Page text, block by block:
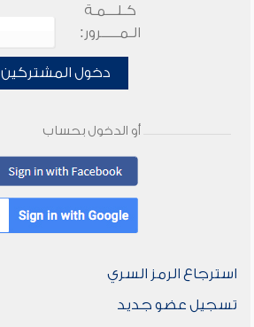
كـلـــمـة
الـمـــــرور:
دخول المشتركين
أو الدخول بحساب
استرجاع الرمز السري
تسجيل عضو جديد